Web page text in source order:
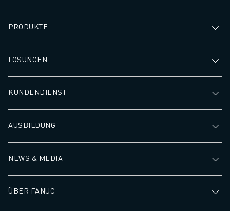
PRODUKTE
LÖSUNGEN
KUNDENDIENST
AUSBILDUNG
NEWS & MEDIA
ÜBER FANUC